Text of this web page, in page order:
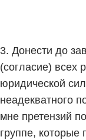
3. Донести до
(согласие) всех
юридической
неадекватного
мне претензий
группе,